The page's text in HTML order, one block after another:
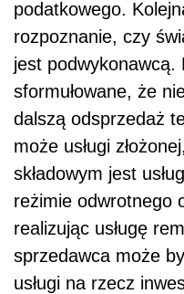
podatkowego.
rozpoznanie, czy
jest podwykonawcą.
sformułowane, że
dalszą odsprzedaż
może usługi
składowym jest
reżimie odwrotnego
realizując usługę
sprzedawca może
usługi na rzecz